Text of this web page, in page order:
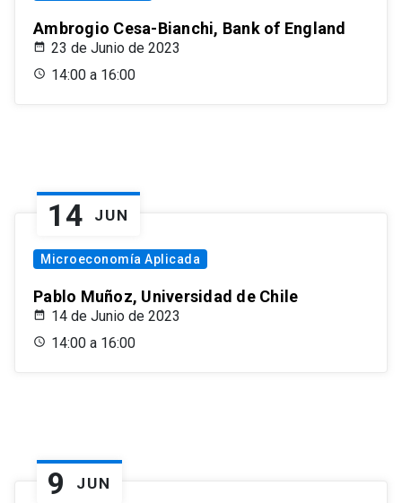
Ambrogio Cesa-Bianchi, Bank of England
23 de Junio de 2023
14:00 a 16:00
14 JUN
Microeconomía Aplicada
Pablo Muñoz, Universidad de Chile
14 de Junio de 2023
14:00 a 16:00
9 JUN